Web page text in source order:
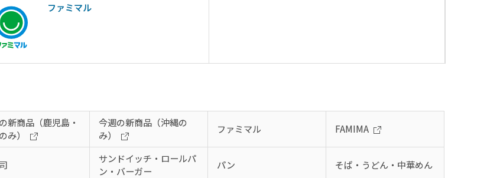
ファミマル
新商品（鹿児島・
み）
今週の新商品（沖縄の
み）
ファミマル FAMIMA
サンドイッチ・ロールパ
ン・バーガー
パン そば・うどん・中華めん